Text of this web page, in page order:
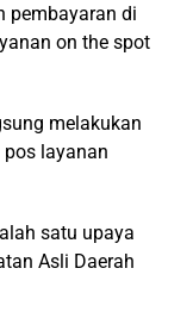
pembayaran di
on the spot
melakukan
layanan
satu upaya
Asli Daerah